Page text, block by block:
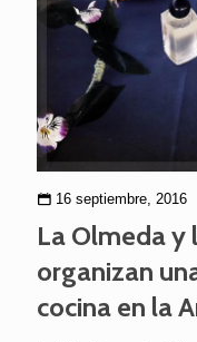
16 septiembre, 2016
La Olmeda y
organizan
cocina en la